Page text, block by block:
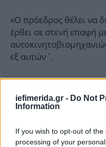
iefimerida.gr - Do Not
Information
If you wish to opt-out of
processing of your
«Ο πρόεδρος θέλει να
έρθει σε στενή επαφή
εξ αυτών΄.
Το εκτελεστικό
σχέδιο για τη
φάση.
ΟΛΕΣ ΟΙ ΕΙΔΗΣΕΙΣ